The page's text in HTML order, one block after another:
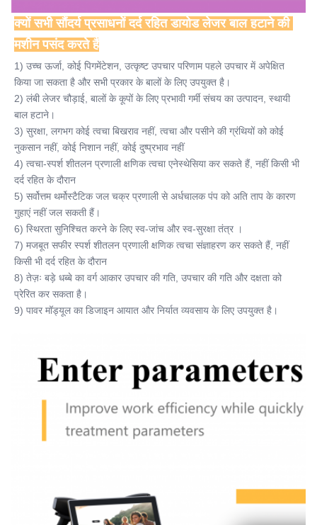
क्यों सभी सौंदर्य प्रसाधनों दर्द रहित डायोड लेजर बाल हटाने की
मशीन पसंद करते हैं
1) उच्च ऊर्जा, कोई पिगमेंटेशन, उत्कृष्ट उपचार परिणाम पहले उपचार में अपेक्षित
किया जा सकता है और सभी प्रकार के बालों के लिए उपयुक्त है।
2) लंबी लेजर चौड़ाई, बालों के कूपों के लिए प्रभावी गर्मी संचय का उत्पादन, स्थायी
बाल हटाने।
3) सुरक्षा, लगभग कोई त्वचा बिखराव नहीं, त्वचा और पसीने की ग्रंथियों को कोई
नुकसान नहीं, कोई निशान नहीं, कोई दुष्प्रभाव नहीं
4) त्वचा-स्पर्श शीतलन प्रणाली क्षणिक त्वचा एनेस्थेसिया कर सकते हैं, नहीं किसी भी
दर्द रहित के दौरान
5) सर्वोत्तम थर्मोस्टैटिक जल चक्र प्रणाली से अर्धचालक पंप को अति ताप के कारण
गुहाएं नहीं जल सकती हैं।
6) स्थिरता सुनिश्चित करने के लिए स्व-जांच और स्व-सुरक्षा तंत्र ।
7) मजबूत सफीर स्पर्श शीतलन प्रणाली क्षणिक त्वचा संज्ञाहरण कर सकते हैं, नहीं
किसी भी दर्द रहित के दौरान
8) तेज़ः बड़े धब्बे का वर्ग आकार उपचार की गति, उपचार की गति और दक्षता को
प्रेरित कर सकता है।
9) पावर मॉड्यूल का डिजाइन आयात और निर्यात व्यवसाय के लिए उपयुक्त है।